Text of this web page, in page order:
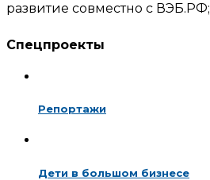
развитие совместно с ВЭБ.РФ;
Спецпроекты
Репортажи
Дети в большом бизнесе